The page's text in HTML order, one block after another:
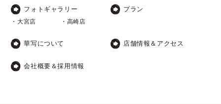
フォトギャラリー
・大宮店 ・高崎店
プラン
華写について 店舗情報＆アクセス
会社概要＆採用情報